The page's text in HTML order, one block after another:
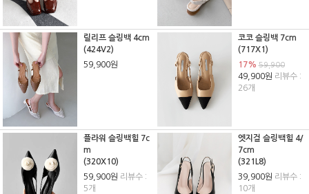
릴리프 슬링백 4cm
(424V2)
59,900원
코코 슬링백 7cm
(717X1)
17%59,900
49,900원 리뷰수 :
26개
플라워 슬링백힐 7c
m
(320X10)
59,900원 리뷰수 :
5개
엣지걸 슬링백힐 4/
7cm
(321L8)
39,900원 리뷰수 :
10개